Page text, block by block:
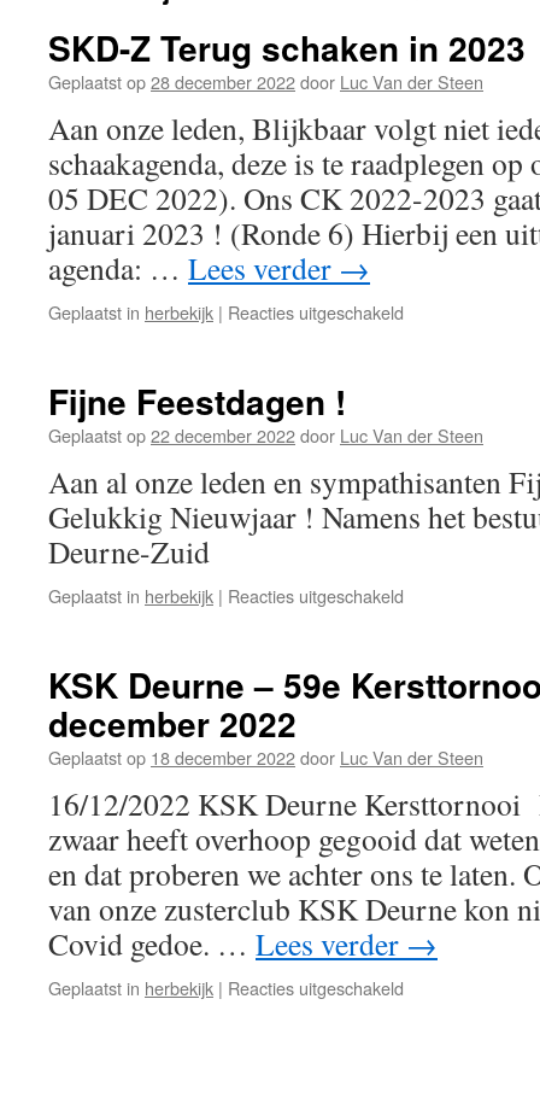
SKD-Z Terug schaken in 2023
Geplaatst op28 december 2022door Luc Van der Steen
Aan onze leden, Blijkbaar volgt niet
schaakagenda, deze is te raadplegen
05 DEC 2022). Ons CK 2022-2023
januari 2023 ! (Ronde 6) Hierbij een
agenda: … Lees verder →
Geplaatst in herbekijk | Reacties uitgeschakeld
in
Fijne Feestdagen !
Geplaatst op22 december 2022door Luc Van der Steen
Aan al onze leden en sympathisanten
Gelukkig Nieuwjaar ! Namens het
Deurne-Zuid
Geplaatst in herbekijk | Reacties uitgeschakeld
KSK Deurne – 59e
december 2022
Geplaatst op 18 december 2022door Luc Van der Steen
16/12/2022 KSK Deurne Kersttornooi
zwaar heeft overhoop gegooid dat
en dat proberen we achter ons te laten.
van onze zusterclub KSK Deurne kon
Covid gedoe. … Lees verder →
Geplaatst in herbekijk | Reacties uitgeschakeld